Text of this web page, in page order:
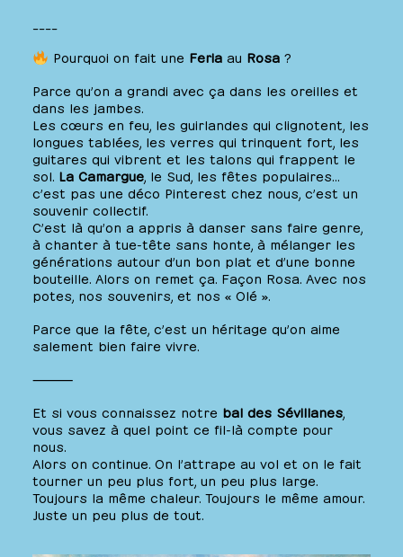
Pourquoi on fait une Feria au Rosa ?
Parce qu’on a grandi avec ça dans les oreilles et
dans les jambes.
Les cœurs en feu, les guirlandes qui clignotent, les
longues tablées, les verres qui trinquent fort, les
guitares qui vibrent et les talons qui frappent le
sol. La Camargue , le Sud, les fêtes populaires…
c’est pas une déco Pinterest chez nous, c’est un
souvenir collectif.
C’est là qu’on a appris à danser sans faire genre,
à chanter à tue-tête sans honte, à mélanger les
générations autour d’un bon plat et d’une bonne
bouteille. Alors on remet ça. Façon Rosa. Avec nos
potes, nos souvenirs, et nos « Olé ».
Parce que la fête, c’est un héritage qu’on aime
salement bien faire vivre.
⸻
Et si vous connaissez notre bal des Sévillanes
vous savez à quel point ce fil-là compte pour
nous.
Alors on continue. On l’attrape au vol et on le fait
tourner un peu plus fort, un peu plus large.
Toujours la même chaleur. Toujours le même amour.
Juste un peu plus de tout.